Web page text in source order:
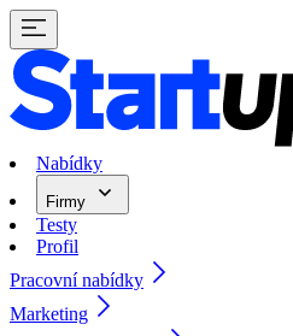
Nabídky
Firmy
Testy
Profil
Pracovní nabídky
Marketing